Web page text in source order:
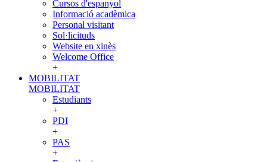
Cursos d'espanyol
Informació acadèmica
Personal visitant
Sol·licituds
Website en xinès
Welcome Office
+
MOBILITAT
MOBILITAT
Estudiants
+
PDI
+
PAS
+